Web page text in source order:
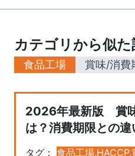
カテゴリから似
食品工場 賞味/消費
2026年最新版 賞
は？消費期限との
方までわかりやす
タグ： 食品工場,HACCP,